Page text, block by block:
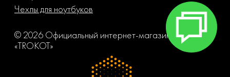
Чехлы для ноутбуков
© 2026 Официальный интернет-магазин компании
«TROKOT»